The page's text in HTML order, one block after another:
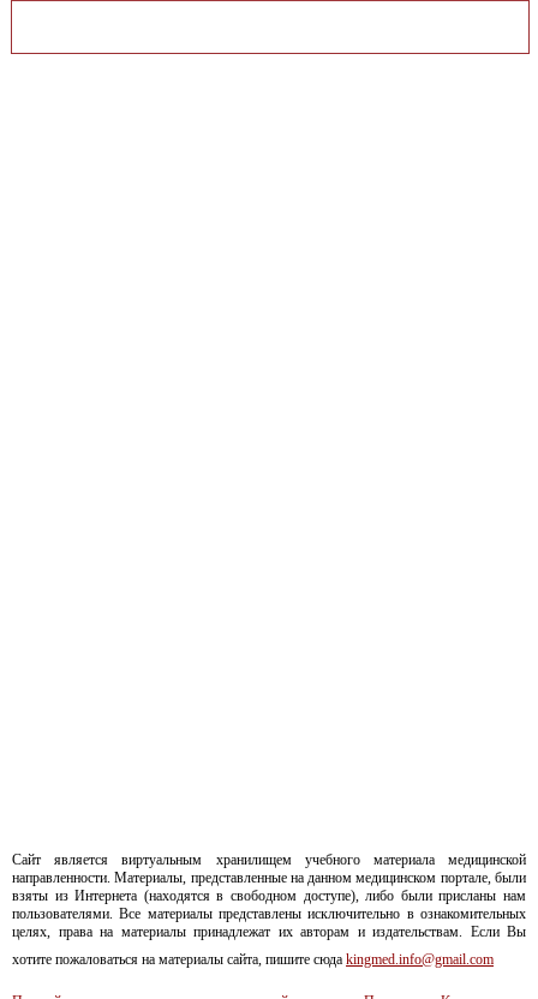
Сайт является виртуальным хранилищем учебного материала медицинской
направленности. Материалы, представленные на данном медицинском портале, были
взяты из Интернета (находятся в свободном доступе), либо были присланы нам
пользователями. Все материалы представлены исключительно в ознакомительных
целях, права на материалы принадлежат их авторам и издательствам. Если Вы
хотите пожаловаться на материалы сайта, пишите сюда kingmed.info@gmail.com